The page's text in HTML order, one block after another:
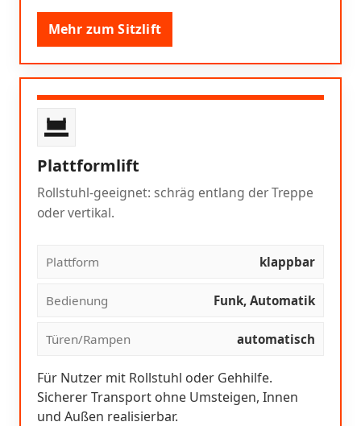
Mehr zum Sitzlift
Plattformlift
Rollstuhl-geeignet: schräg entlang der Treppe
oder vertikal.
Plattform klappbar
Bedienung Funk, Automatik
Türen/Rampen automatisch
Für Nutzer mit Rollstuhl oder Gehhilfe.
Sicherer Transport ohne Umsteigen, Innen
und Außen realisierbar.